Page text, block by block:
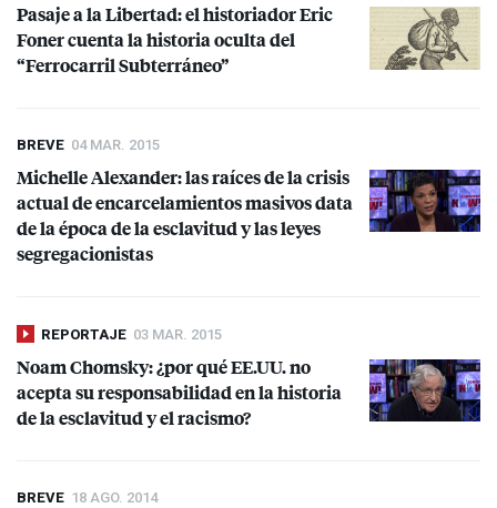
Pasaje a la Libertad: el historiador Eric
Foner cuenta la historia oculta del
“Ferrocarril Subterráneo”
BREVE 04 MAR. 2015
Michelle Alexander: las raíces de la crisis
actual de encarcelamientos masivos data
de la época de la esclavitud y las leyes
segregacionistas
REPORTAJE 03 MAR. 2015
Noam Chomsky: ¿por qué EE.UU. no
acepta su responsabilidad en la historia
de la esclavitud y el racismo?
BREVE 18 AGO. 2014